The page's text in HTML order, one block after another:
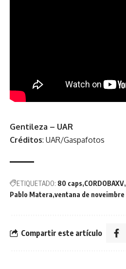
Gentileza – UAR
Créditos: UAR/Gaspafotos
ETIQUETADO: 80 caps CORDOBAXV
Pablo Matera ventana de noveimbre
Compartir este artículo